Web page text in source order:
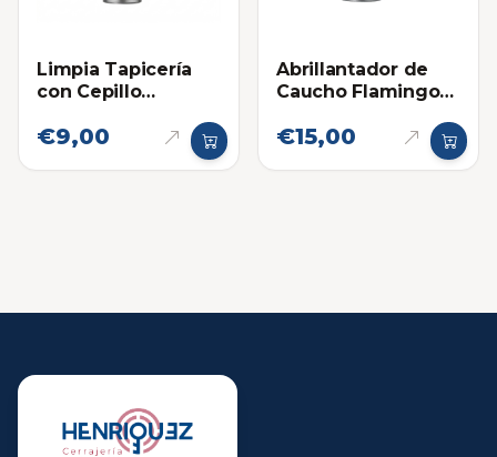
Limpia Tapicería
con Cepillo
€9,00
Abrillantador de
Caucho Flamingo
€15,00